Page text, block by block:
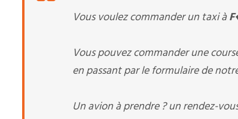
Vous voulez commander un taxi à
Vous pouvez commander une
en passant par le formulaire de
Un avion à prendre ? un rendez-